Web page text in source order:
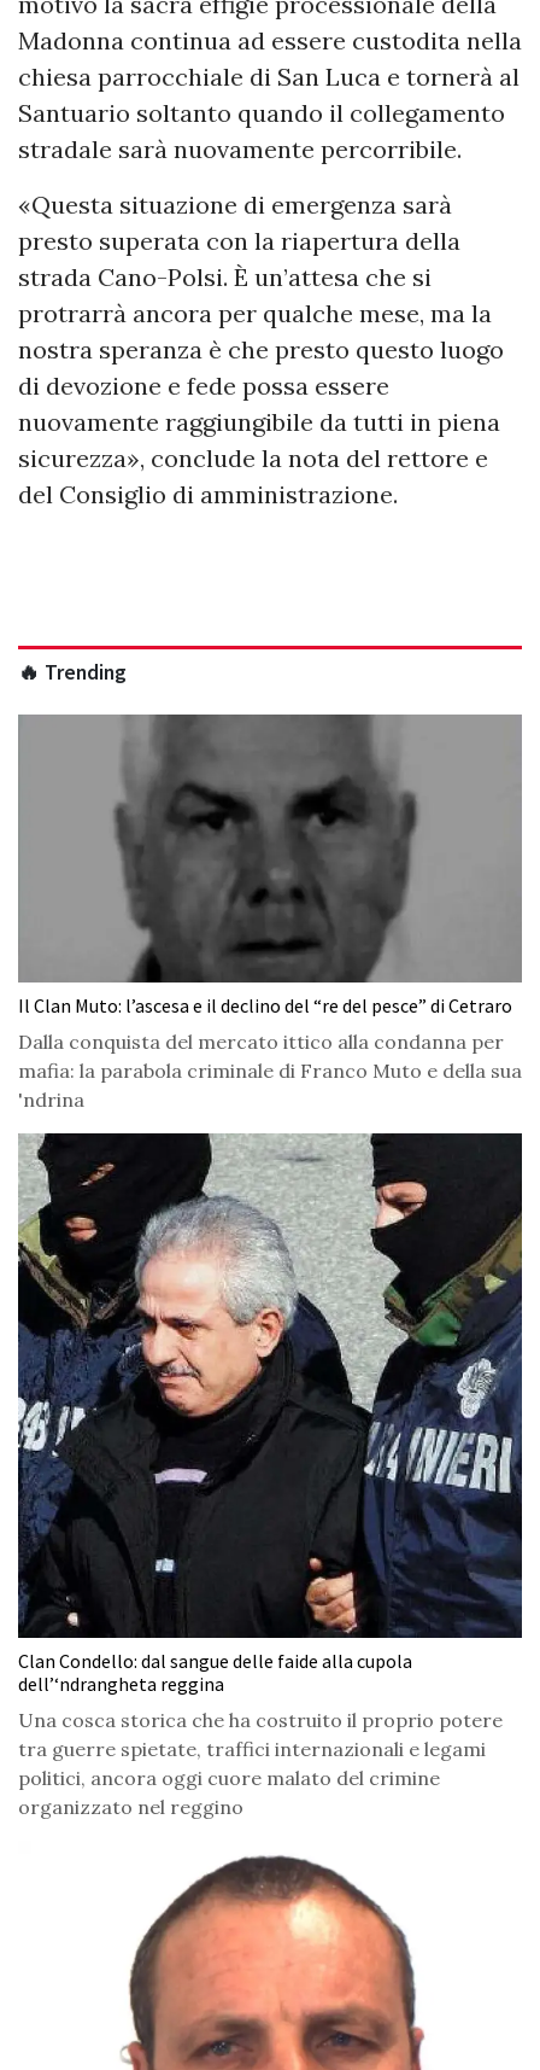
Madonna continua ad essere custodita nella
chiesa parrocchiale di San Luca e tornerà al
Santuario soltanto quando il collegamento
stradale sarà nuovamente percorribile.
«Questa situazione di emergenza sarà
presto superata con la riapertura della
strada Cano-Polsi. È un’attesa che si
protrarrà ancora per qualche mese, ma la
nostra speranza è che presto questo luogo
di devozione e fede possa essere
nuovamente raggiungibile da tutti in piena
sicurezza», conclude la nota del rettore e
del Consiglio di amministrazione.
🔥 Trending
Il Clan Muto: l’ascesa e il declino del “re del pesce” di Cetraro
Dalla conquista del mercato ittico alla condanna per
mafia: la parabola criminale di Franco Muto e della sua
'ndrina
Clan Condello: dal sangue delle faide alla cupola
dell’‘ndrangheta reggina
Una cosca storica che ha costruito il proprio potere
tra guerre spietate, traffici internazionali e legami
politici, ancora oggi cuore malato del crimine
organizzato nel reggino